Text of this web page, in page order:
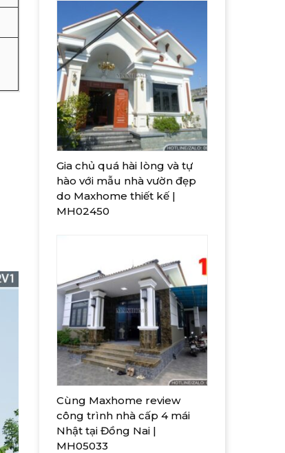
Gia chủ quá hài lòng và tự
hào với mẫu nhà vườn đẹp
do Maxhome thiết kế |
MH02450
Cùng Maxhome review
công trình nhà cấp 4 mái
Nhật tại Đồng Nai |
MH05033